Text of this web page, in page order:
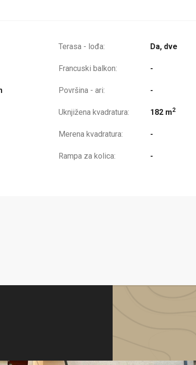
Terasa - lođa: Da, dve
Francuski balkon: -
Površina - ari: -
Uknjižena kvadratura: 182 m2
Merena kvadratura: -
Rampa za kolica: -